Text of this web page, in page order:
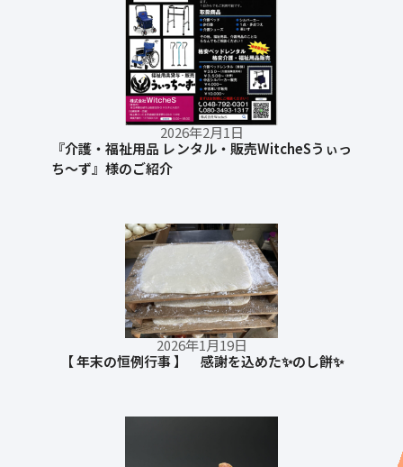
2026年2月1日
『介護・福祉用品 レンタル・販売WitcheSうぃっ
ち～ず』様のご紹介
2026年1月19日
【 年末の恒例行事 】 感謝を込めた✨のし餅✨